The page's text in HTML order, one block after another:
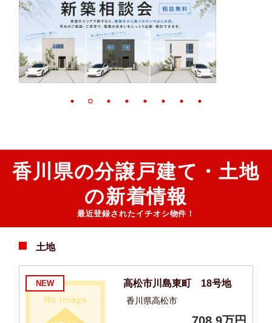
香川県の分譲戸建て・土地
の新着情報
最近登録されたイチオシ物件！
土地
NEW 高松市川島東町 18号地
香川県高松市